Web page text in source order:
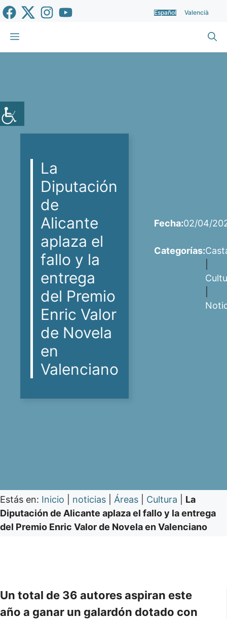
Saltar
al
contenido
Español Valencià
Menú
La
Diputación
de
Alicante
aplaza el
fallo y la
entrega
del Premio
Enric Valor
de Novela
en
Valenciano
Fecha:02/04/
Categorías:
Estás en: Inicio noticias Áreas Cultura
La
Diputación de Alicante aplaza el fallo y la entrega
del Premio Enric Valor de Novela en Valenciano
Un total de 36 autores aspiran este
año a ganar un galardón dotado con